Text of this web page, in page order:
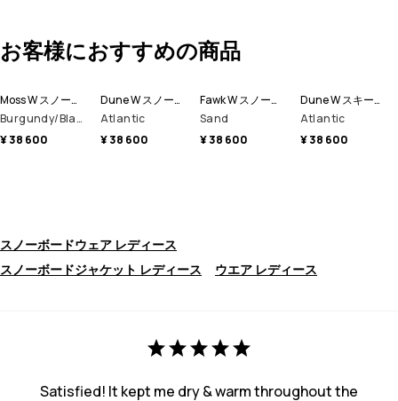
お客様におすすめの商品
Moss W スノーボードジャケット レディース
Burgundy/Black
¥ 38 600
Dune W スノーボードジャケット レディース
Atlantic
¥ 38 600
Fawk W スノーボードジャケット レディース
Sand
¥ 38 600
Dune W スキージャケット レディース
Atlantic
¥ 38 600
スノーボードウェア レディース
スノーボードジャケット レディース
ウエア レディース
Satisfied! It kept me dry & warm throughout the